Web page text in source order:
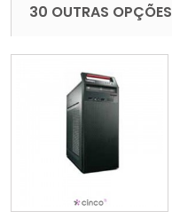
30 OUTRAS OPÇÕES